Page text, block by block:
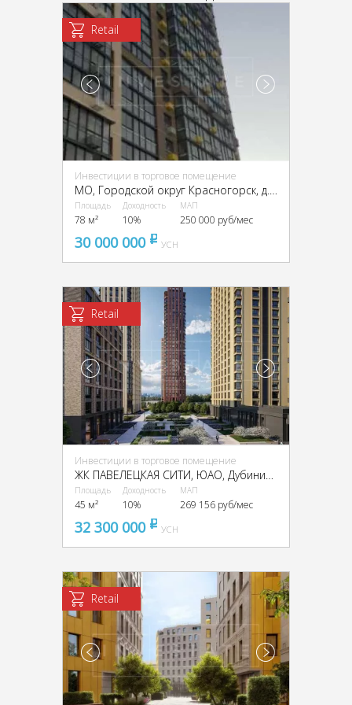
Retail
Инвестиции в торговое помещение
МО, Городской округ Красногорск, д. Путилково, ЖК «Большое Путилково», ул. Просторная, д.3
Площадь
78 м²
Доходность
10%
МАП
250 000 руб/мес
30 000 000 pуб
УСН
Retail
Инвестиции в торговое помещение
Площадь
45 м²
Доходность
10%
МАП
269 156 руб/мес
32 300 000 pуб
УСН
Retail